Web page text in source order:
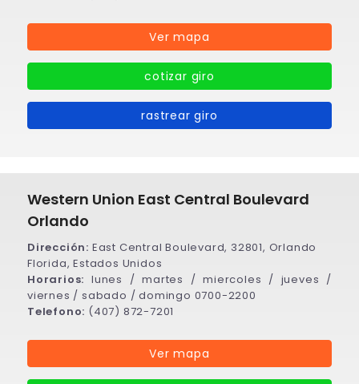
Ver mapa
cotizar giro
rastrear giro
Western Union East Central Boulevard
Orlando
Dirección: East Central Boulevard, 32801, Orlando
Florida, Estados Unidos
Horarios: lunes / martes / miercoles / jueves /
viernes / sabado / domingo 0700-2200
Telefono: (407) 872-7201
Ver mapa